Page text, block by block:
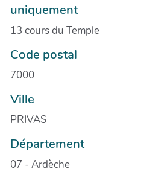
uniquement
13 cours du Temple
Code postal
7000
Ville
PRIVAS
Département
07 - Ardèche